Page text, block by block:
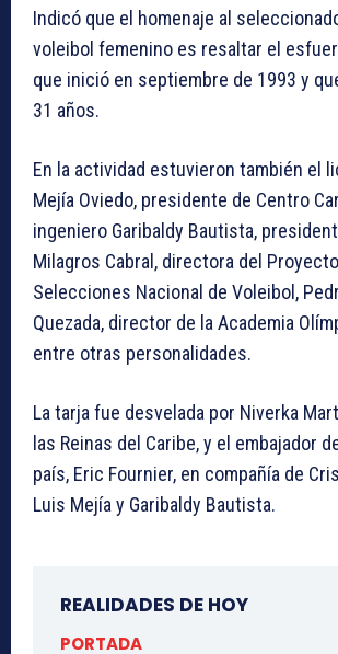
Indicó que el homenaje al
voleibol femenino es resaltar el
que inició en septiembre de 1993 y
31 años.
En la actividad estuvieron también el
Mejía Oviedo, presidente de Centro
ingeniero Garibaldy Bautista,
Milagros Cabral, directora del
Selecciones Nacional de Voleibol,
Quezada, director de la Academia
entre otras personalidades.
La tarja fue desvelada por Niverka
las Reinas del Caribe, y el embajador
país, Eric Fournier, en compañía de
Luis Mejía y Garibaldy Bautista.
REALIDADES DE HOY
PORTADA